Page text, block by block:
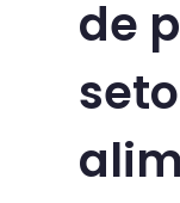
de